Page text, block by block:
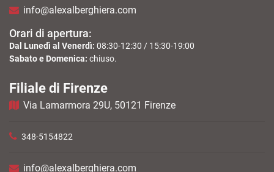
info@alexalberghiera.com
Orari di apertura:
Dal Lunedì al Venerdì: 08:30-12:30 / 15:30-19:00
Sabato e Domenica: chiuso.
Filiale di Firenze
Via Lamarmora 29U, 50121 Firenze
348-5154822
info@alexalberghiera.com